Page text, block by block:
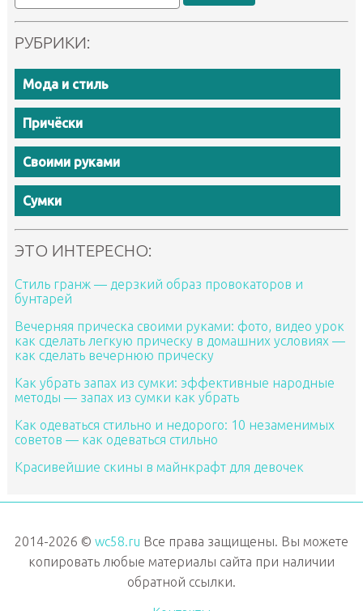
РУБРИКИ:
Мода и стиль
Причёски
Своими руками
Сумки
ЭТО ИНТЕРЕСНО:
Стиль гранж — дерзкий образ провокаторов и
бунтарей
Вечерняя прическа своими руками: фото, видео урок
как сделать легкую прическу в домашних условиях —
как сделать вечернюю прическу
Как убрать запах из сумки: эффективные народные
методы — запах из сумки как убрать
Как одеваться стильно и недорого: 10 незаменимых
советов — как одеваться стильно
Красивейшие скины в майнкрафт для девочек
2014-2026 © wc58.ru Все права защищены. Вы можете
копировать любые материалы сайта при наличии
обратной ссылки.